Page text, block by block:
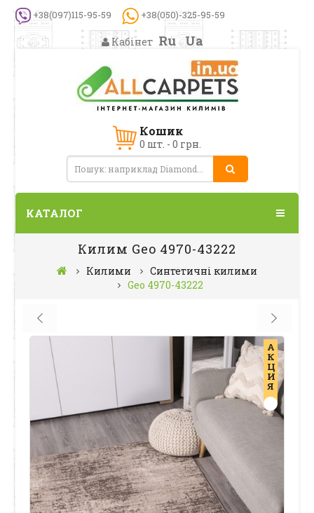
+38(097)115-95-59 +38(050)-325-95-59
Кабінет Ru Ua
Кошик
0 шт. - 0 грн.
КАТАЛОГ
Килим Geo 4970-43222
Килими
Синтетичні килими
Geo 4970-43222
А
К
Ц
И
Я